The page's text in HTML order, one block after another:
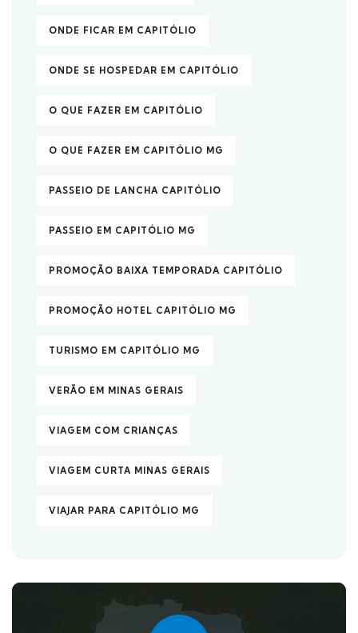
ONDE FICAR EM CAPITÓLIO
ONDE SE HOSPEDAR EM CAPITÓLIO
O QUE FAZER EM CAPITÓLIO
O QUE FAZER EM CAPITÓLIO MG
PASSEIO DE LANCHA CAPITÓLIO
PASSEIO EM CAPITÓLIO MG
PROMOÇÃO BAIXA TEMPORADA CAPITÓLIO
PROMOÇÃO HOTEL CAPITÓLIO MG
TURISMO EM CAPITÓLIO MG
VERÃO EM MINAS GERAIS
VIAGEM COM CRIANÇAS
VIAGEM CURTA MINAS GERAIS
VIAJAR PARA CAPITÓLIO MG